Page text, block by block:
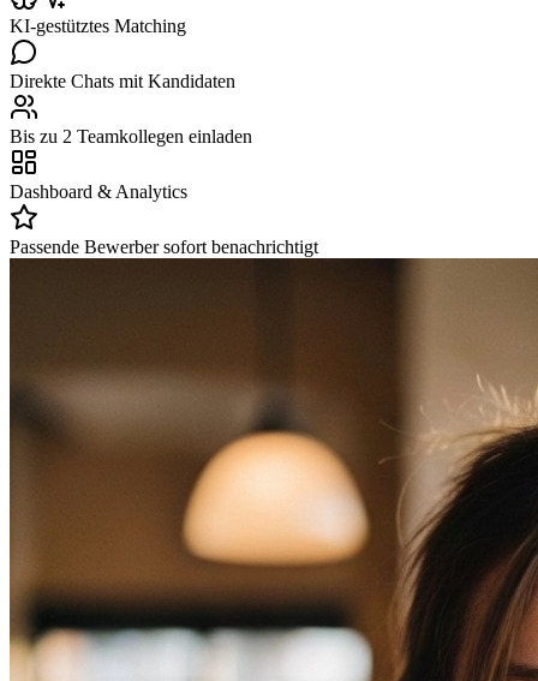
KI-gestütztes Matching
Direkte Chats mit Kandidaten
Bis zu 2 Teamkollegen einladen
Dashboard & Analytics
Passende Bewerber sofort benachrichtigt